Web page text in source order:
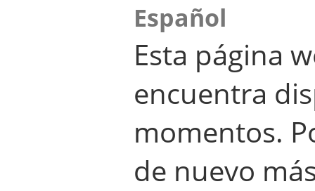
Español
Esta página
encuentra
momentos.
de nuevo